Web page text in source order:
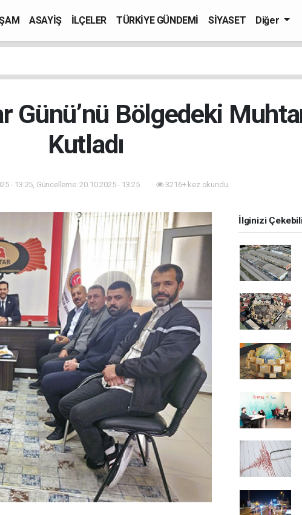
ASAYİŞ İLÇELER TÜRKİYE GÜNDEMİ SİYASET Diğer
Günü’nü Bölgedeki
Kutladı
- 13:25, Güncelleme: 20.10.2025 - 13:25 3216+ kez okundu.
İlginizi